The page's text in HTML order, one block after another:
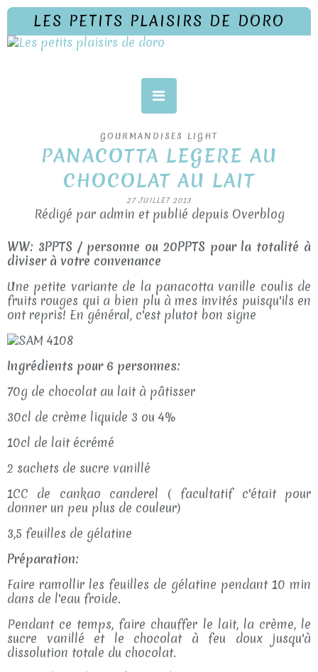
LES PETITS PLAISIRS DE DORO
GOURMANDISES LIGHT
PANACOTTA LEGERE AU
CHOCOLAT AU LAIT
27 JUILLET 2013
Rédigé par admin et publié depuis Overblog
WW: 3PPTS / personne ou 20PPTS pour la totalité à
diviser à votre convenance
Une petite variante de la panacotta vanille coulis de
fruits rouges qui a bien plu à mes invités puisqu'ils en
ont repris! En général, c'est plutot bon signe
Ingrédients pour 6 personnes:
70g de chocolat au lait à pâtisser
30cl de crème liquide 3 ou 4%
10cl de lait écrémé
2 sachets de sucre vanillé
1CC de cankao canderel ( facultatif c'était pour
donner un peu plus de couleur)
3,5 feuilles de gélatine
Préparation:
Faire ramollir les feuilles de gélatine pendant 10 min
dans de l'eau froide.
Pendant ce temps, faire chauffer le lait, la crème, le
sucre vanillé et le chocolat à feu doux jusqu'à
dissolution totale du chocolat.